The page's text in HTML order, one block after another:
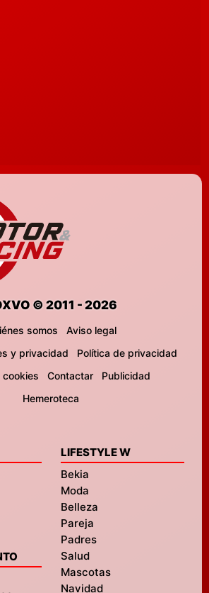
© 2011 - 2026
somos
Aviso legal
y privacidad
Política de privacidad
cookies
Contactar
Publicidad
Hemeroteca
LIFESTYLE W
Bekia
Moda
Belleza
Pareja
Padres
Salud
Mascotas
Navidad